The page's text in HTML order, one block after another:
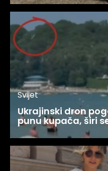
Svijet
Ukrajinski dron
punu kupača, širi